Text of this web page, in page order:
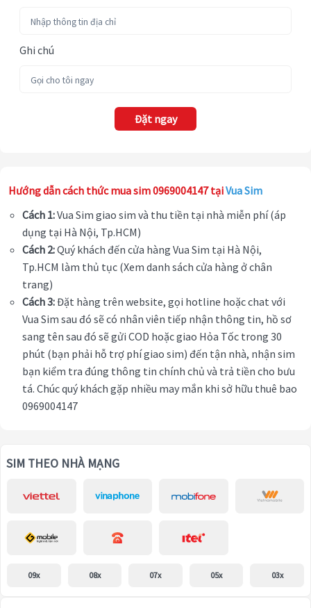
Ghi chú
Đặt ngay
Hướng dẫn cách thức mua sim 0969004147 tạiVua Sim
Cách 1:Vua Sim giao sim và thu tiền tại nhà miễn phí (áp
dụng tại Hà Nội, Tp.HCM)
Cách 2:Quý khách đến cửa hàng Vua Sim tại Hà Nội,
Tp.HCM làm thủ tục (Xem danh sách cửa hàng ở chân
trang)
Cách 3:Đặt hàng trên website, gọi hotline hoặc chat với
Vua Sim sau đó sẽ có nhân viên tiếp nhận thông tin, hồ sơ
sang tên sau đó sẽ gửi COD hoặc giao Hỏa Tốc trong 30
phút (bạn phải hỗ trợ phí giao sim) đến tận nhà, nhận sim
bạn kiểm tra đúng thông tin chính chủ và trả tiền cho bưu
tá. Chúc quý khách gặp nhiều may mắn khi sở hữu thuê bao
0969004147
SIM THEO NHÀ MẠNG
09x 08x 07x 05x 03x